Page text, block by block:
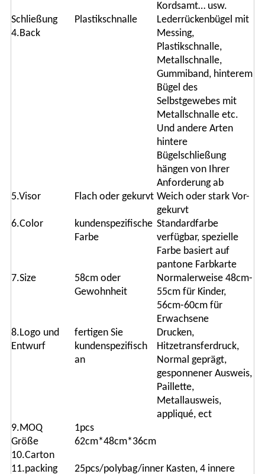
Kordsamt… usw.
Schließung
4.Back
Plastikschnalle
Lederrückenbügel mit
Messing,
Plastikschnalle,
Metallschnalle,
Gummiband, hinterem
Bügel des
Selbstgewebes mit
Metallschnalle etc.
Und andere Arten
hintere
Bügelschließung
hängen von Ihrer
Anforderung ab
5.Visor
Flach oder gekurvt Weich oder stark Vor-
gekurvt
6.Color
kundenspezifische
Farbe
Standardfarbe
verfügbar, spezielle
Farbe basiert auf
pantone Farbkarte
7.Size
58cm oder
Gewohnheit
Normalerweise 48cm-
55cm für Kinder,
56cm-60cm für
Erwachsene
8.Logo und
Entwurf
fertigen Sie
kundenspezifisch
an
Drucken,
Hitzetransferdruck,
Normal geprägt,
gesponnener Ausweis,
Paillette,
Metallausweis,
appliqué, ect
9.MOQ
1pcs
Größe
10.Carton
62cm*48cm*36cm
11.packing 25pcs/polybag/inner Kasten, 4 innere